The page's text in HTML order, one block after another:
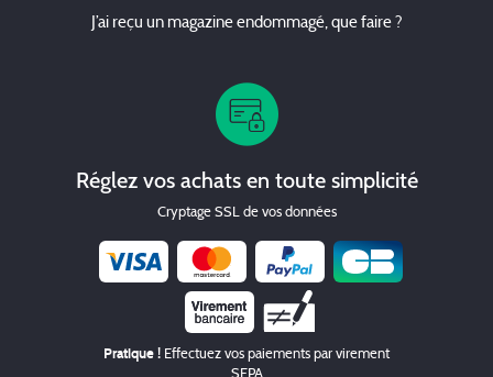
J’ai reçu un magazine endommagé, que faire ?
Réglez vos achats en toute simplicité
Cryptage SSL de vos données
Chèque
Pratique ! Effectuez vos paiements par virement